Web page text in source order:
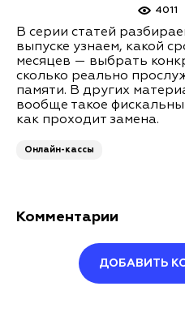
4011
В серии статей
выпуске узнаем, какой
месяцев — выбрать
сколько реально
памяти. В других
вообще такое
как проходит замена.
Онлайн-кассы
Комментарии
ДОБАВИТЬ